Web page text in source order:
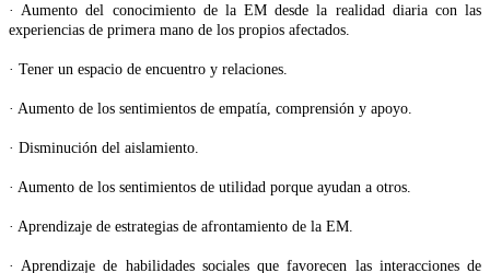
· Aumento del conocimiento de la EM desde la realidad diaria con las
experiencias de primera mano de los propios afectados.
· Tener un espacio de encuentro y relaciones.
· Aumento de los sentimientos de empatía, comprensión y apoyo.
· Disminución del aislamiento.
· Aumento de los sentimientos de utilidad porque ayudan a otros.
· Aprendizaje de estrategias de afrontamiento de la EM.
· Aprendizaje de habilidades sociales que favorecen las interacciones de